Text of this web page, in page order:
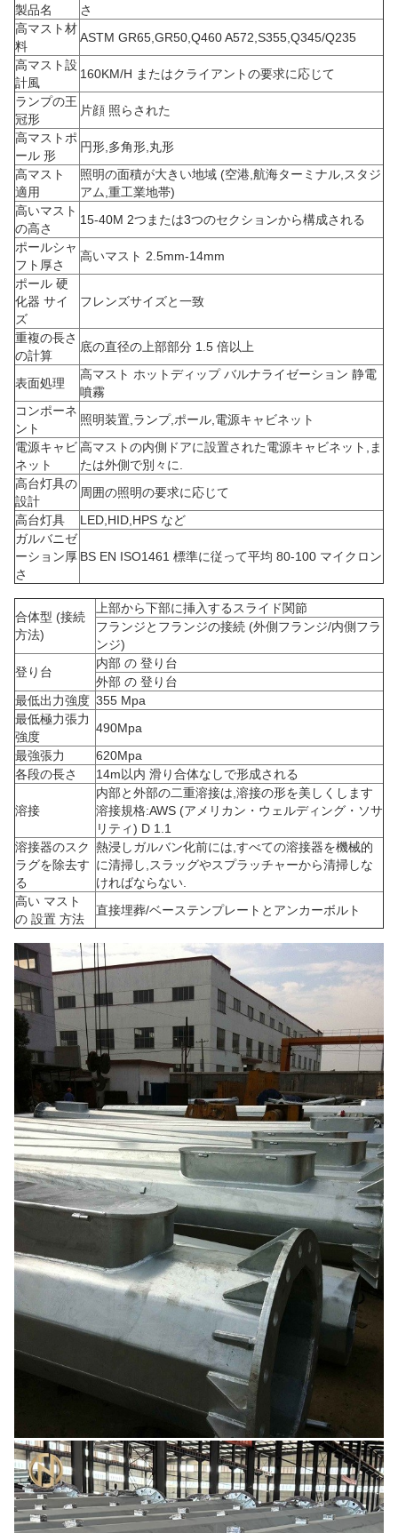
製品名
さ
高マスト材
料
ASTM GR65,GR50,Q460 A572,S355,Q345/Q235
高マスト設
計風
160KM/H またはクライアントの要求に応じて
ランプの王
冠形
片顔 照らされた
高マストポ
ール 形
円形,多角形,丸形
高マスト
適用
照明の面積が大きい地域 (空港,航海ターミナル,スタジ
アム,重工業地帯)
高いマスト
の高さ
15-40M 2つまたは3つのセクションから構成される
ポールシャ
フト厚さ
高いマスト 2.5mm-14mm
ポール 硬
化器 サイ
ズ
フレンズサイズと一致
重複の長さ
の計算
底の直径の上部部分 1.5 倍以上
表面処理
高マスト ホットディップ バルナライゼーション 静電
噴霧
コンポーネ
ント
照明装置,ランプ,ポール,電源キャビネット
電源キャビ
ネット
高マストの内側ドアに設置された電源キャビネット,ま
たは外側で別々に.
高台灯具の
設計
周囲の照明の要求に応じて
高台灯具
LED,HID,HPS など
ガルバニゼ
ーション厚
さ
BS EN ISO1461 標準に従って平均 80-100 マイクロン
合体型 (接続
方法)
上部から下部に挿入するスライド関節
フランジとフランジの接続 (外側フランジ/内側フラ
ンジ)
登り台
内部 の 登り台
外部 の 登り台
最低出力強度 355 Mpa
最低極力張力
強度
490Mpa
最強張力
620Mpa
各段の長さ
14m以内 滑り合体なしで形成される
溶接
内部と外部の二重溶接は,溶接の形を美しくします
溶接規格:AWS (アメリカン・ウェルディング・ソサ
リティ) D 1.1
溶接器のスク
ラグを除去す
る
熱浸しガルバン化前には,すべての溶接器を機械的
に清掃し,スラッグやスプラッチャーから清掃しな
ければならない.
高い マスト
の 設置 方法
直接埋葬/ベーステンプレートとアンカーボルト